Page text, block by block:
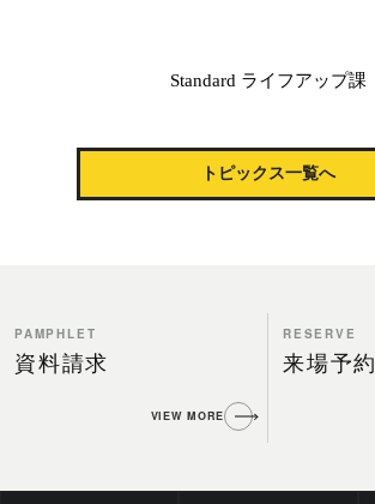
Standard ライフアップ課
トピックス一覧へ
PAMPHLET
資料請求
VIEW MORE
RESERVE
来場予約